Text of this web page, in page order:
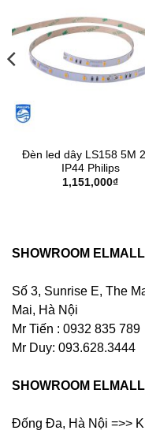
Đèn led dây LS158 5M
IP44 Philips
1,151,000₫
SHOWROOM
Số 3, Sunrise E, The
Mai, Hà Nội
Mr Tiến : 0932 835 789
Mr Duy: 093.628.3444
SHOWROOM
Đống Đa, Hà Nội =>>